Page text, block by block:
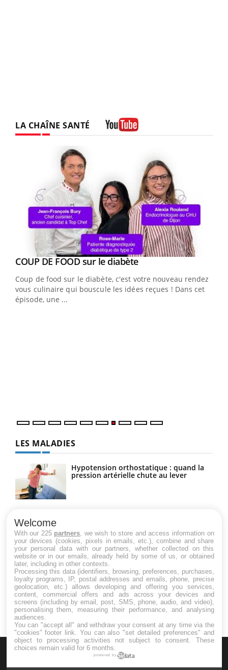
LA CHAÎNE SANTÉ
Youtube
COUP DE FOOD sur le diabèteYoutube
Coup de food sur le diabète, c'est votre nouveau rendez-
vous culinaire qui bouscule les idées reçues ! Dans cet
épisode, une ...
Youtube
Quand l’entreprise mise sur le bien être global
"Les rendez-vous de la santé et de la qualité de vie au
travail" de Pourquoi Docteur reçoivent Régis Blugeon,
DRH et directeur ...
LES MALADIES
Hypotension orthostatique : quand la
pression artérielle chute au lever
Maladie de Charcot (Sclérose latérale
amyotrophique)
Welcome
With our 225 partners , we wish to store and access information on
your devices (cookies, pixels in emails, etc.), combine and share
your personal data with our partners, whether collected on this
website or in our emails, already held by some of us, or obtained
later, including in other contexts.
Processing this data (identifiers, browsing, preferences, purchases,
loyalty programs, IP, postal addresses and emails, phone, precise
geolocation, etc.) allows developing and offering you services,
content, commercial offers and ads across your devices and
screens (including by email, post, SMS, phone, audio, and video),
personalising them, measuring their performance, and analysing
audiences.
You can "accept all" and withdraw your consent at any time via the
"cookies" footer link . You can also "set detailed preferences" and
object to processing activities not subject to consent. These
choices remain valid for 6 months.
powered by